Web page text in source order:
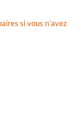
si vous n’avez